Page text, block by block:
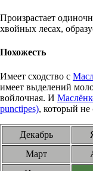
Произрастает
хвойных лесах,
Похожесть
Имеет сходство с
имеет выделений
войлочная. И
punctipes), который не
Декабрь
Март